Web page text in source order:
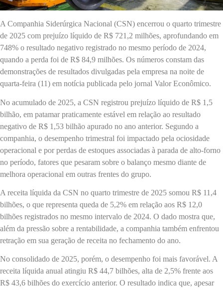
A Companhia Siderúrgica Nacional (CSN) encerrou o quarto trimestre
de 2025 com prejuízo líquido de R$ 721,2 milhões, aprofundando em
748% o resultado negativo registrado no mesmo período de 2024,
quando a perda foi de R$ 84,9 milhões. Os números constam das
demonstrações de resultados divulgadas pela empresa na noite de
quarta-feira (11) em notícia publicada pelo jornal Valor Econômico.
No acumulado de 2025, a CSN registrou prejuízo líquido de R$ 1,5
bilhão, em patamar praticamente estável em relação ao resultado
negativo de R$ 1,53 bilhão apurado no ano anterior. Segundo a
companhia, o desempenho trimestral foi impactado pela ociosidade
operacional e por perdas de estoques associadas à parada de alto-forno
no período, fatores que pesaram sobre o balanço mesmo diante de
melhora operacional em outras frentes do grupo.
A receita líquida da CSN no quarto trimestre de 2025 somou R$ 11,4
bilhões, o que representa queda de 5,2% em relação aos R$ 12,0
bilhões registrados no mesmo intervalo de 2024. O dado mostra que,
além da pressão sobre a rentabilidade, a companhia também enfrentou
retração em sua geração de receita no fechamento do ano.
No consolidado de 2025, porém, o desempenho foi mais favorável. A
receita líquida anual atingiu R$ 44,7 bilhões, alta de 2,5% frente aos
R$ 43,6 bilhões do exercício anterior. O resultado indica que, apesar